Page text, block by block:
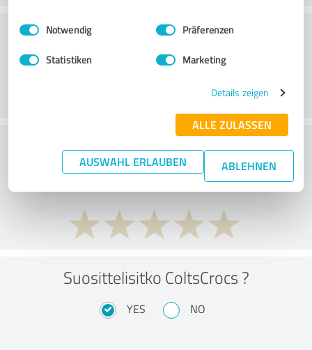
Impressum Datenschutzbestimmungen
Einwilligungsauswahl
Notwendig Präferenzen
Statistiken Marketing
Details zeigen
ALLE ZULASSEN
AUSWAHL ERLAUBEN ABLEHNEN
Asiakaspalvelu
What do you think of the cost to benefit
ratio?
Suosittelisitko ColtsCrocs ?
YES NO